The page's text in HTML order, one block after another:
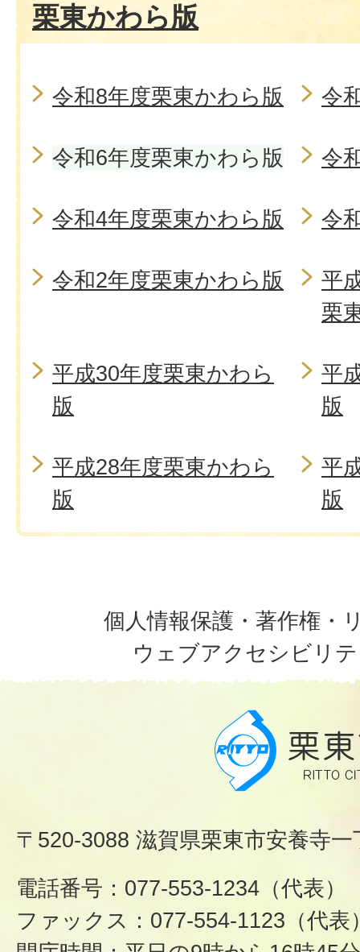
栗東かわら版
令和8年度栗東かわら版 令
令和6年度栗東かわら版 令
令和4年度栗東かわら版 令
令和2年度栗東かわら版
平
栗
平成30年度栗東かわら
版
平
版
平成28年度栗東かわら
版
平
版
個人情報保護・著作権・
ウェブアクセシビリ
〒520-3088 滋賀県栗東市安養寺
電話番号：077-553-1234（代表）
ファックス：077-554-1123（代表